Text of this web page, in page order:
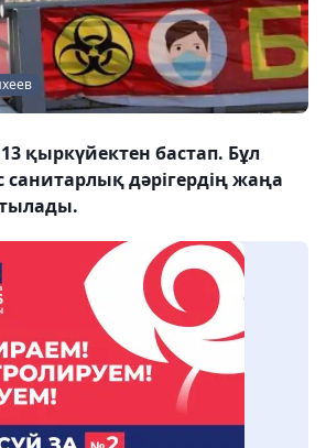
қыркүйектен бастап. Бұл
санитарлық дәрігердің жаңа